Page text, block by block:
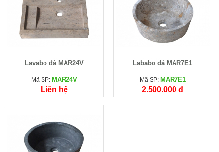
Lavabo đá MAR24V
Mã SP: MAR24V
Liên hệ
Lababo đá MAR7E1
Mã SP: MAR7E1
2.500.000 đ